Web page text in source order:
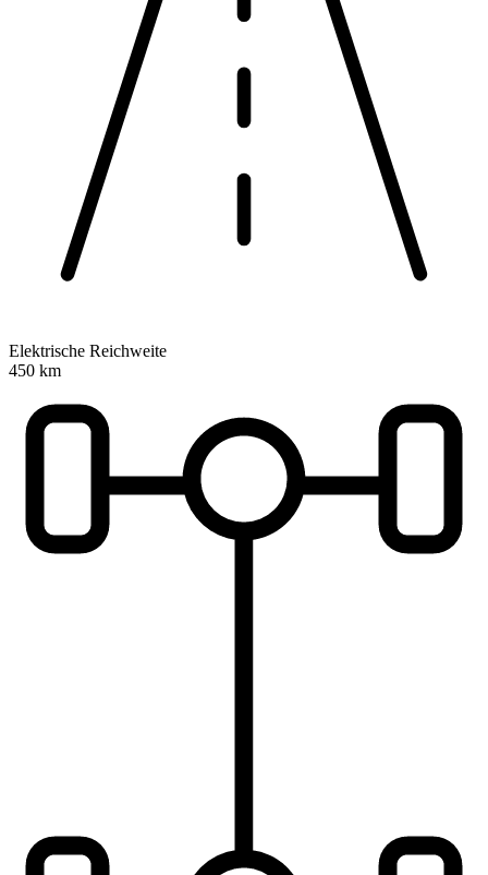
Elektrische Reichweite
450 km